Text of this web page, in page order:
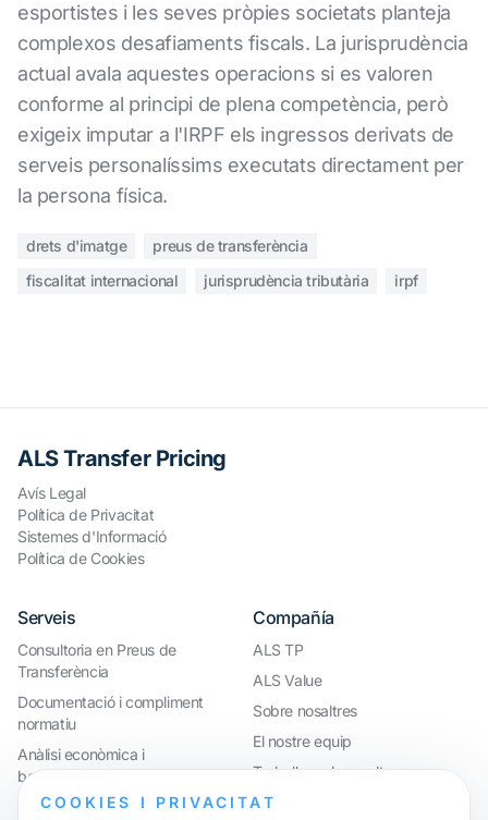
esportistes i les seves pròpies societats planteja
complexos desafiaments fiscals. La jurisprudència
actual avala aquestes operacions si es valoren
conforme al principi de plena competència, però
exigeix imputar a l'IRPF els ingressos derivats de
serveis personalíssims executats directament per
la persona física.
drets d'imatge
preus de transferència
fiscalitat internacional
jurisprudència tributària irpf
ALS Transfer Pricing
Avís Legal
Política de Privacitat
Sistemes d'Informació
Política de Cookies
Serveis
Consultoria en Preus de
Transferència
Documentació i compliment
normatiu
Anàlisi econòmica i
benchmarkings
Compliment internacional i
Compañía
ALS TP
ALS Value
Sobre nosaltres
El nostre equip
Treballa amb nosaltres
Webinar
COOKIES I PRIVACITAT